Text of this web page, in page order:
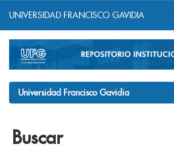
navigation
UNIVERSIDAD FRANCISCO GAVIDIA
Universidad Francisco Gavidia
Buscar